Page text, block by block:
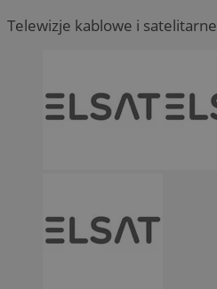
Telewizje kablowe i satelitarne